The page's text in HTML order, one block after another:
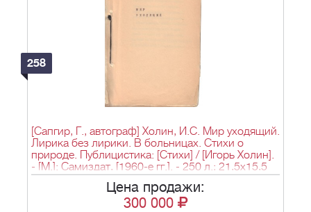
258
[Сапгир, Г., автограф] Холин, И.С. Мир уходящий.
Лирика без лирики. В больницах. Стихи о
природе. Публицистика: [Стихи] / [Игорь Холин].
- [М.]: Самиздат, [1960-е гг.]. - 250 л.; 21,5х15,5
см.
Цена продажи:
300 000